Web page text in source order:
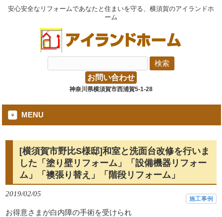
安心安全なリフォームであなたと住まいを守る、横須賀のアイランドホ
ーム
お問い合わせ
神奈川県横須賀市西浦賀5-1-28
MENU
[横須賀市野比S様邸]和室と洗面台改修を行いま
した「塗り壁リフォーム」「設備機器リフォー
ム」「襖張り替え」「階段リフォーム」
2019/02/05
施工事例
お得意さまが白内障の手術を受けられ